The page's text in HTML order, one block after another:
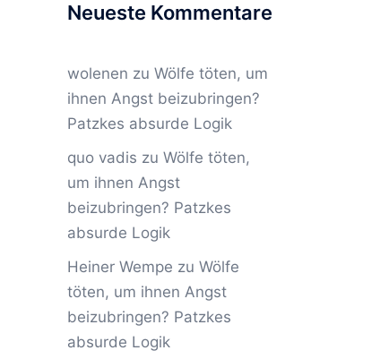
Neueste Kommentare
wolenen zu Wölfe töten, um
ihnen Angst beizubringen?
Patzkes absurde Logik
quo vadis zu Wölfe töten,
um ihnen Angst
beizubringen? Patzkes
absurde Logik
Heiner Wempe zu Wölfe
töten, um ihnen Angst
beizubringen? Patzkes
absurde Logik